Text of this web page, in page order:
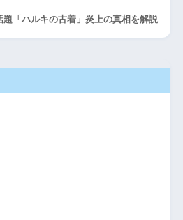
題「ハルキの古着」炎上の真相を解説